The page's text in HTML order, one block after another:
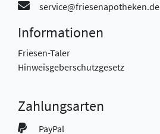
service@friesenapotheken.de
Informationen
Friesen-Taler
Hinweisgeberschutzgesetz
Zahlungsarten
PayPal